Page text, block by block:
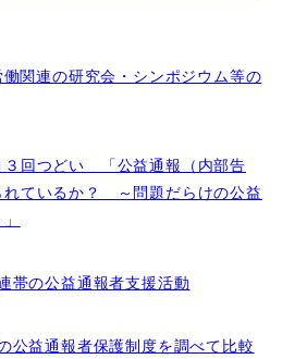
関連の研究会・シンポジウム等の
回つどい 「公益通報（内部告
れているか？ ～問題だらけの公益
帯の公益通報者支援活動
公益通報者保護制度を調べて比較